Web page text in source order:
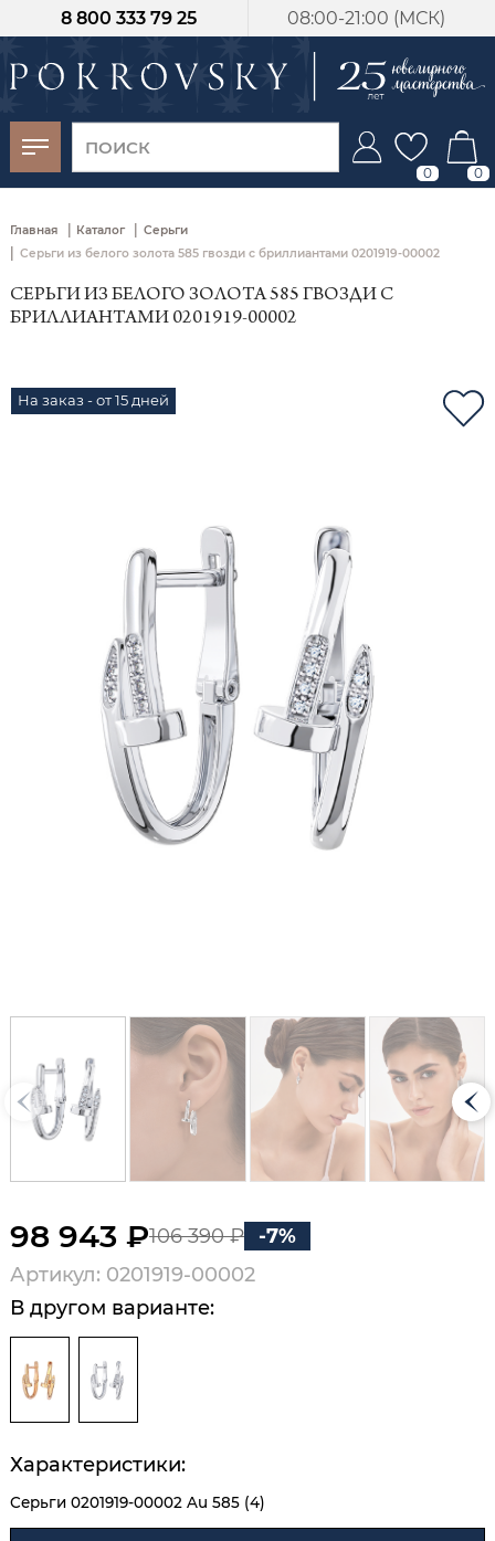
08:00-21:00 (МСК)
8 800 333 79 25
0 0
Главная | Каталог | Серьги
| Серьги из белого золота 585 гвозди с бриллиантами 0201919-00002
СЕРЬГИ ИЗ БЕЛОГО ЗОЛОТА 585 ГВОЗДИ С
БРИЛЛИАНТАМИ 0201919-00002
На заказ - от 15 дней
98 943 ₽106 390 ₽
-7%
Артикул: 0201919-00002
В другом варианте:
Характеристики:
Серьги 0201919-00002 Au 585 (4)
-30%
от 15 дней с
момента оплаты